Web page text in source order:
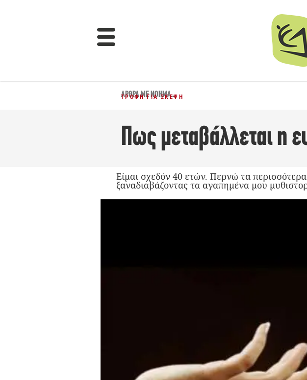
ΆΡΘΡΑ ΜΕ ΝΌΗΜΑ...
ΤΡΟΦΉ ΓΙΑ ΣΚΈΨΗ
Πως μεταβάλλεται η
Είμαι σχεδόν 40 ετών. Περνώ τα
ξαναδιαβάζοντας τα αγαπημένα μου